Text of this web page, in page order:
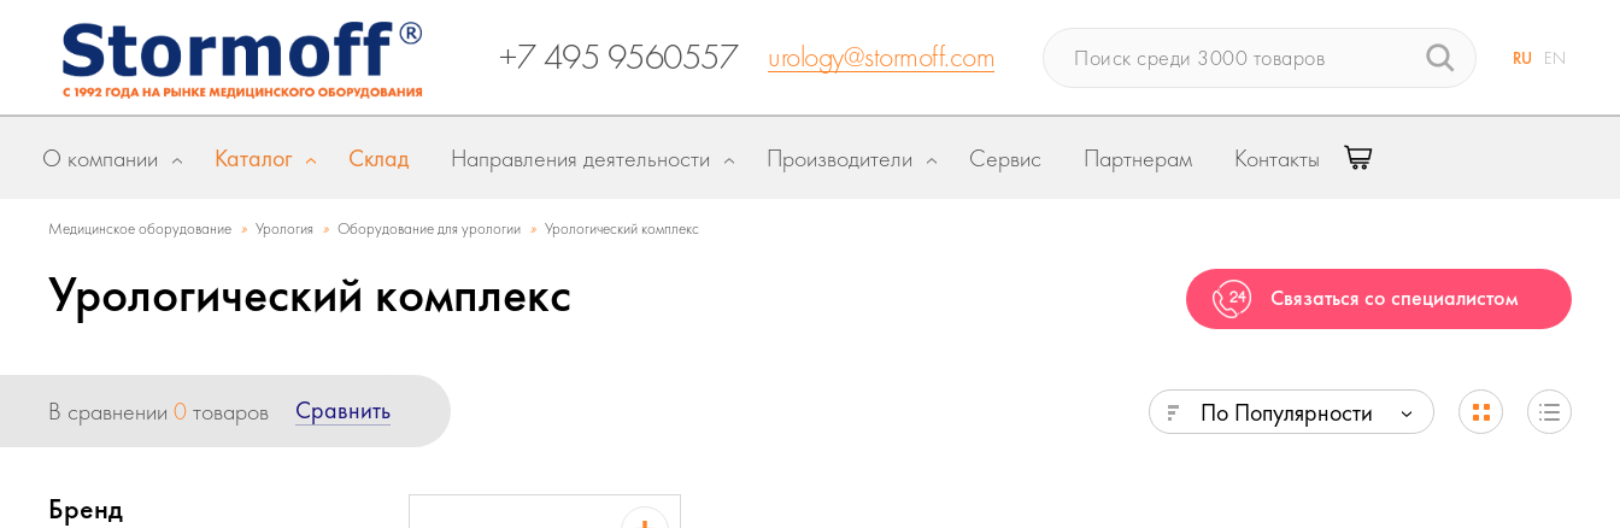
+7 495 9560557 urology@stormoff.com RU EN
О компании Каталог Склад Направления деятельности Производители Сервис Партнерам Контакты
Медицинское оборудование » Урология » Оборудование для урологии » Урологический комплекс
Урологический комплекс Связаться со специалистом
В сравнении 0товаров Сравнить По Популярности
Бренд